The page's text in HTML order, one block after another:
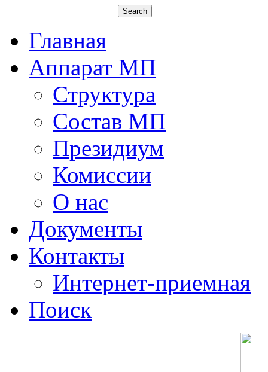
Главная
Аппарат МП
Структура
Состав МП
Президиум
Комиссии
О нас
Документы
Контакты
Интернет-приемная
Поиск